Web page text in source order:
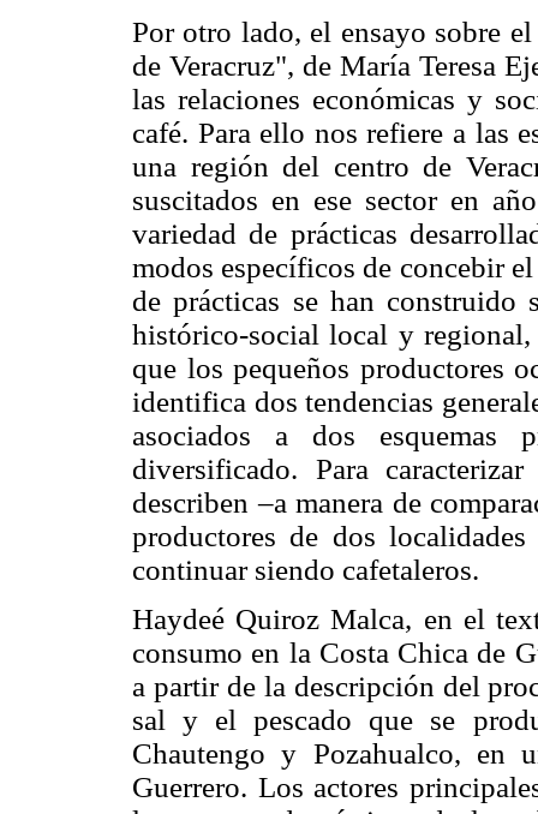
Por otro lado, el ensayo sobre
de Veracruz", de María Teresa
las relaciones económicas y
café. Para ello nos refiere a las
una región del centro de
suscitados en ese sector en
variedad de prácticas
modos específicos de concebir
de prácticas se han construido
histórico-social local y
que los pequeños productores
identifica dos tendencias
asociados a dos esquemas
diversificado. Para
describen –a manera de
productores de dos
continuar siendo cafetaleros.
Haydeé Quiroz Malca, en el
consumo en la Costa Chica de
a partir de la descripción del
sal y el pescado que se
Chautengo y Pozahualco, en
Guerrero. Los actores